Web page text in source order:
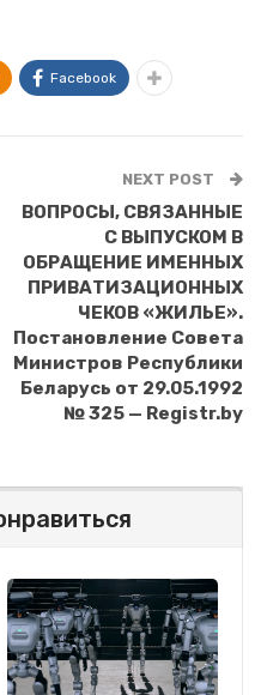
Facebook
NEXT POST
ВОПРОСЫ, СВЯЗАННЫЕ
С ВЫПУСКОМ В
ОБРАЩЕНИЕ ИМЕННЫХ
ПРИВАТИЗАЦИОННЫХ
ЧЕКОВ «ЖИЛЬЕ».
Постановление Совета
Министров Республики
Беларусь от 29.05.1992
№ 325 — Registr.by